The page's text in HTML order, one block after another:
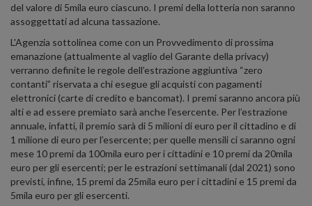
del valore di 5mila euro ciascuno. I premi della lotteria non saranno
assoggettati ad alcuna tassazione.
L'Agenzia sottolinea come con un Provvedimento di prossima
emanazione (attualmente al vaglio del Garante della privacy)
verranno definite le regole dell’estrazione aggiuntiva “zero
contanti” riservata a chi esegue gli acquisti con pagamenti
elettronici (carte di credito e bancomat). I premi saranno ancora più
alti e ad essere premiato sarà anche l’esercente. Per l’estrazione
annuale, infatti, il premio sarà di 5 milioni di euro per il cittadino e di
1 milione di euro per l’esercente; per quelle mensili ci saranno ogni
mese 10 premi da 100mila euro per i cittadini e 10 premi da 20mila
euro per gli esercenti; per le estrazioni settimanali (dal 2021) sono
previsti, infine, 15 premi da 25mila euro per i cittadini e 15 premi da
5mila euro per gli esercenti.